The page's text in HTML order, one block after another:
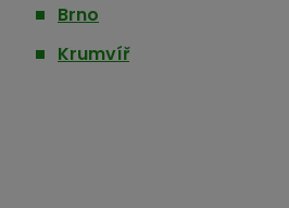
Brno
Krumvíř